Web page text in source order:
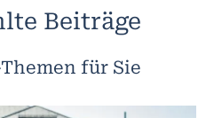
Beiträge
für Sie